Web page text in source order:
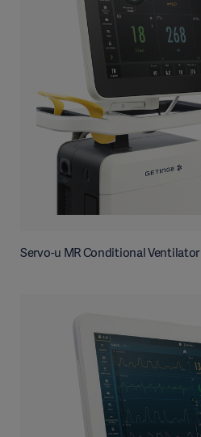
Servo-u MR Conditional Ventilator